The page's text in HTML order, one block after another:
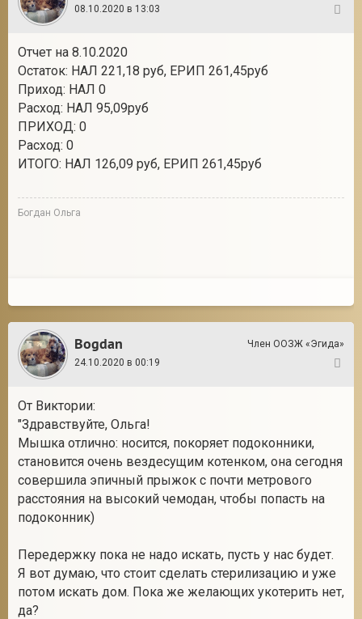
08.10.2020 в 13:03
Отчет на 8.10.2020
Остаток: НАЛ 221,18 руб, ЕРИП 261,45руб
Приход: НАЛ 0
Расход: НАЛ 95,09руб
ПРИХОД: 0
Расход: 0
ИТОГО: НАЛ 126,09 руб, ЕРИП 261,45руб
Богдан Ольга
Bogdan
Член ООЗЖ «Эгида»
24.10.2020 в 00:19
От Виктории:
"Здравствуйте, Ольга!
Мышка отлично: носится, покоряет подоконники,
становится очень вездесущим котенком, она сегодня
совершила эпичный прыжок с почти метрового
расстояния на высокий чемодан, чтобы попасть на
подоконник)
Передержку пока не надо искать, пусть у нас будет.
Я вот думаю, что стоит сделать стерилизацию и уже
потом искать дом. Пока же желающих укотерить нет,
да?